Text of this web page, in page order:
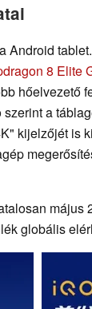
Android
8 Elite
hőelvezető
a
kijelzőjét is
május
globális